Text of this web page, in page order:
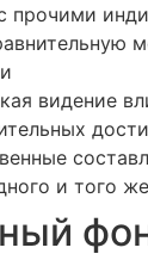
прочими
видение
и того